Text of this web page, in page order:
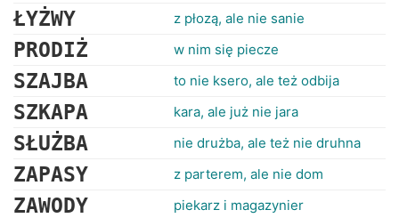
ŁYŻWY z płozą, ale nie sanie
PRODIŻ w nim się piecze
SZAJBA to nie ksero, ale też odbija
SZKAPA kara, ale już nie jara
SŁUŻBA nie drużba, ale też nie druhna
ZAPASY z parterem, ale nie dom
ZAWODY piekarz i magazynier